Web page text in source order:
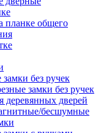
планке общего
без ручек
замки без ручек
деревянных дверей
бесшумные